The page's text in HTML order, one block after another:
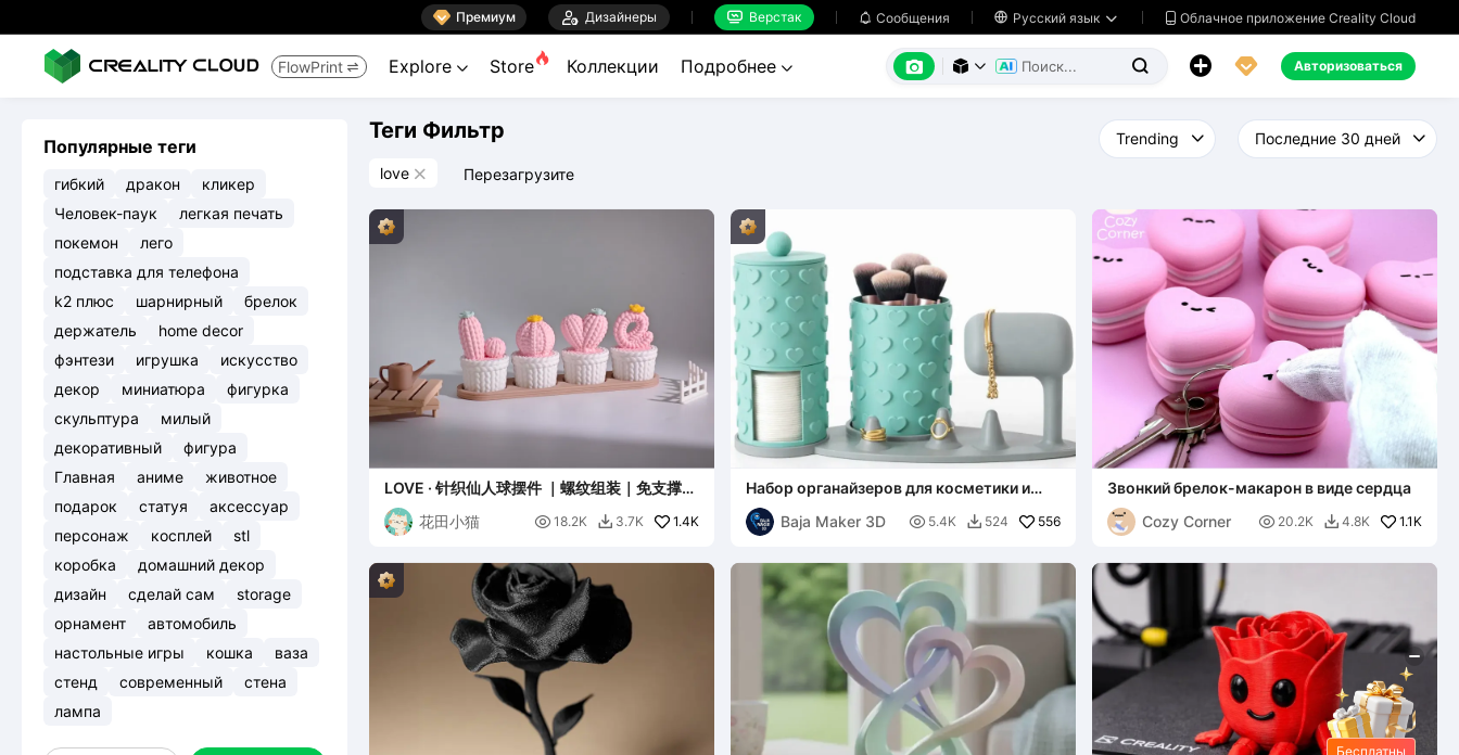
 Премиум  Дизайнеры  Верстак  Сообщения  Русский язык   Облачное приложение Creality Cloud
FlowPrint  Explore  Store Коллекции Подробнее        Авторизоваться
Популярные теги
гибкий дракон
кликер
Человек-паук
легкая печать
покемон
лего
подставка для телефона
k2 плюс
шарнирный
брелок
держатель
home decor
фэнтези
игрушка
искусство
декор
миниатюра
фигурка
скульптура
милый
декоративный
фигура
Главная
аниме
животное
подарок
статуя
аксессуар
персонаж
косплей
stl
коробка
домашний декор
дизайн
сделай сам
storage
орнамент
автомобиль
настольные игры
кошка
ваза
стенд
современный
стена
лампа
Теги Фильтр
love  Перезагрузите
LOVE · 针织仙人球摆件 ｜螺纹组装｜免支撑易
打印
花田小猫
 18.2K  3.7K 1.4K
Набор органайзеров для косметики и
украшений
Baja Maker 3D
 5.4K  524 556
Звонкий брелок-макарон в виде сердца
Cozy Corner
 20.2K  4.8K 1.1K
Бесплатны